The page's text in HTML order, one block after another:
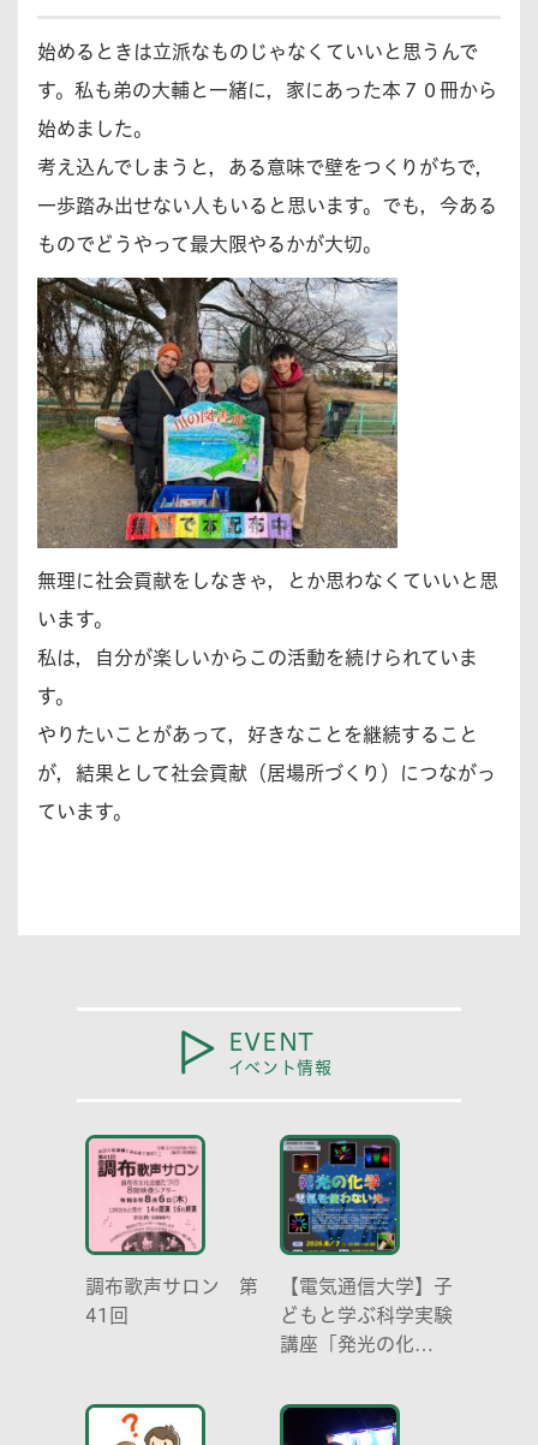
始めるときは立派なものじゃなくていいと思うんで
す。私も弟の大輔と一緒に，家にあった本７０冊から
始めました。
考え込んでしまうと，ある意味で壁をつくりがちで，
一歩踏み出せない人もいると思います。でも，今ある
ものでどうやって最大限やるかが大切。
無理に社会貢献をしなきゃ，とか思わなくていいと思
います。
私は，自分が楽しいからこの活動を続けられていま
す。
やりたいことがあって，好きなことを継続すること
が，結果として社会貢献（居場所づくり）につながっ
ています。
EVENT
イベント情報
調布歌声サロン 第
41回
【電気通信大学】子
どもと学ぶ科学実験
講座「発光の化
い光-」